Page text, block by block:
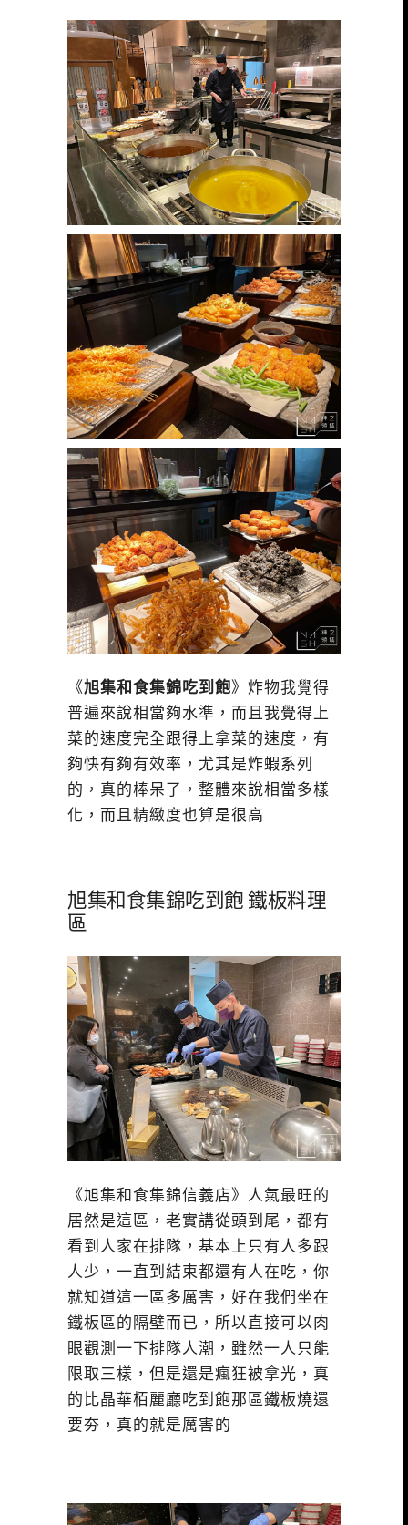
《旭集和食集錦吃到飽》炸物我覺得
普遍來說相當夠水準，而且我覺得上
菜的速度完全跟得上拿菜的速度，有
夠快有夠有效率，尤其是炸蝦系列
的，真的棒呆了，整體來說相當多樣
化，而且精緻度也算是很高
旭集和食集錦吃到飽 鐵板料理
區
《旭集和食集錦信義店》人氣最旺的
居然是這區，老實講從頭到尾，都有
看到人家在排隊，基本上只有人多跟
人少，一直到結束都還有人在吃，你
就知道這一區多厲害，好在我們坐在
鐵板區的隔壁而已，所以直接可以肉
眼觀測一下排隊人潮，雖然一人只能
限取三樣，但是還是瘋狂被拿光，真
的比晶華栢麗廳吃到飽那區鐵板燒還
要夯，真的就是厲害的